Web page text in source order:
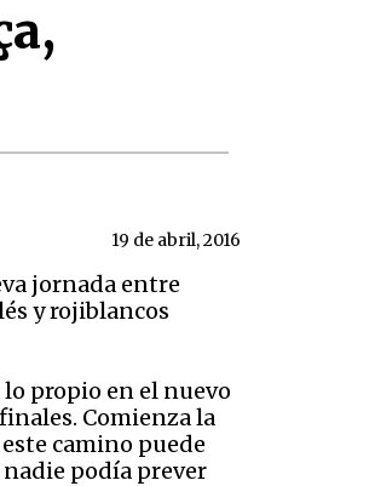
19 de abril, 2016
jornada entre
y rojiblancos
propio en el nuevo
Comienza la
camino puede
nadie podía prever